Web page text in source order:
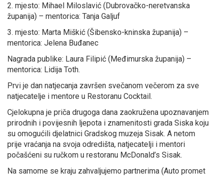
2. mjesto: Mihael Miloslavić (Dubrovačko-neretvanska
županija) – mentorica: Tanja Galjuf
3. mjesto: Marta Miškić (Šibensko-kninska županija) –
mentorica: Jelena Buđanec
Nagrada publike: Laura Filipić (Međimurska županija) –
mentorica: Lidija Toth.
Prvi je dan natjecanja završen svečanom večerom za sve
natjecatelje i mentore u Restoranu Cocktail.
Cjelokupna je priča drugoga dana zaokružena upoznavanjem
prirodnih i povijesnih ljepota i znamenitosti grada Siska koju
su omogućili djelatnici Gradskog muzeja Sisak. A netom
prije vraćanja na svoja odredišta, natjecatelji i mentori
počašćeni su ručkom u restoranu McDonald’s Sisak.
Na samome se kraju zahvaljujemo partnerima (Auto promet